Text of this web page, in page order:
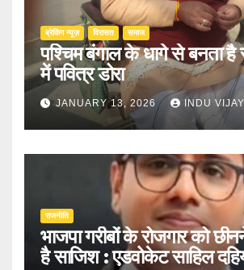
ब्रेकिंग न्यूज़ ‍‍विरासत समाज
पश्चिम बंगाल के धागे से बनता है
में पवित्र डोरा
JANUARY 13, 2026 INDU
राजनीति
भाजपा गरीबों के रोजगार को
है साजिश : एडवोकेट साहिल